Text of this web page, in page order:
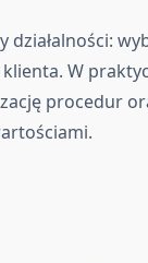
działalności:
W
procedur